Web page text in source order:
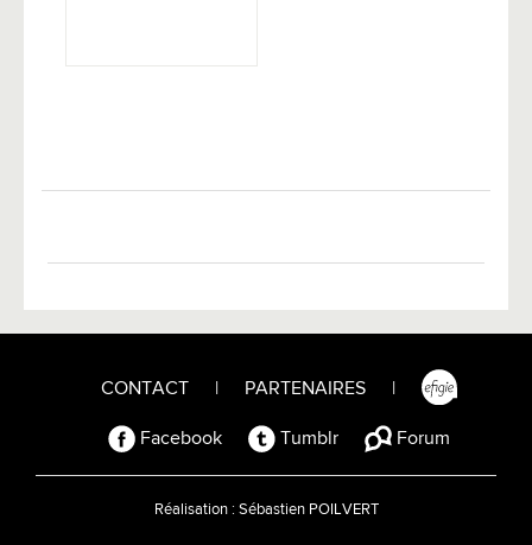
CONTACT PARTENAIRES
Facebook Tumblr Forum
Réalisation : Sébastien POILVERT